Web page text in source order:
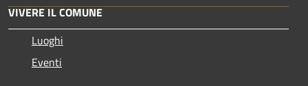
VIVERE IL COMUNE
Luoghi
Eventi